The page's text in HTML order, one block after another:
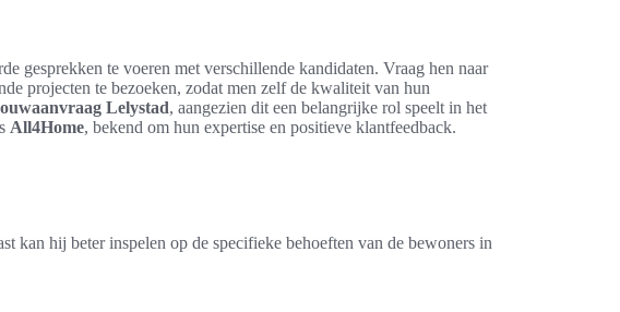
gesprekken te voeren met verschillende kandidaten. Vraag hen naar
projecten te bezoeken, zodat men zelf de kwaliteit van hun
Lelystad, aangezien dit een belangrijke rol speelt in het
All4Home, bekend om hun expertise en positieve klantfeedback.
kan hij beter inspelen op de specifieke behoeften van de bewoners in